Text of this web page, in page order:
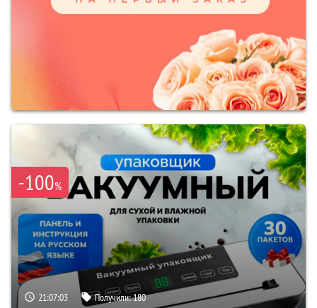
-100%
21:07:02 Получили:180